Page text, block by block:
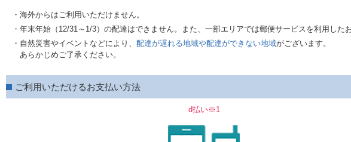
・海外からはご利用いただけません。
・年末年始（12/31～1/3）の配達はできません。また、一部エリアでは郵便サービスを利用し
・自然災害やイベントなどにより、 配達が遅れる地域や配達ができない地域がございます。
あらかじめご了承ください。
ご利用いただけるお支払い方法
d払い※1